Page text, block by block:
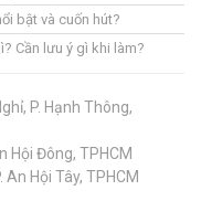
bật và cuốn hút?
Cần lưu ý gì khi làm?
P. Hạnh Thông,
Hội Đông, TPHCM
An Hội Tây, TPHCM